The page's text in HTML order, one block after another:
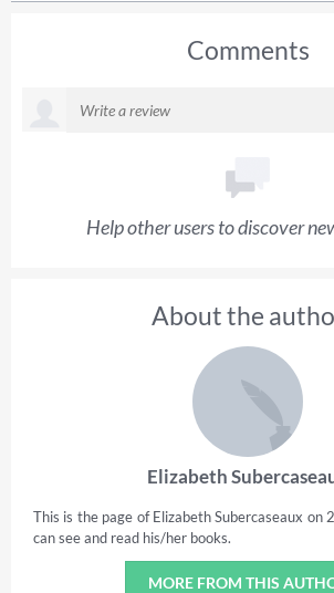
Comments
Help other users to discover
About the
Elizabeth
This is the page of Elizabeth Subercaseaux on
can see and read his/her books.
MORE FROM THIS